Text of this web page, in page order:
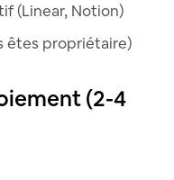
(Linear, Notion)
êtes propriétaire)
(2-4